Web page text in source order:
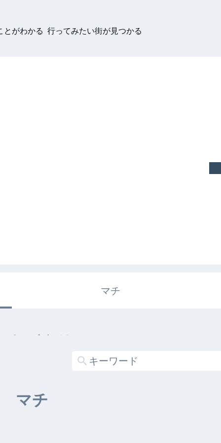
とがわかる 行ってみたい街が見つかる
マチ
キガタリ
マチ